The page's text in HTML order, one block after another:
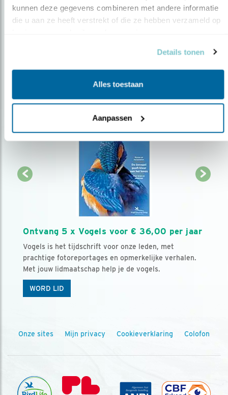
kunnen deze gegevens combineren met andere informatie
die u aan ze heeft verstrekt of die ze hebben verzameld op
Details tonen
Alles toestaan
Aanpassen
AANMELDEN VOGELNIEUWS
Ontvang 5 x Vogels voor € 36,00 per jaar
Vogels is het tijdschrift voor onze leden, met
prachtige fotoreportages en opmerkelijke verhalen.
Met jouw lidmaatschap help je de vogels.
WORD LID
Onze sites Mijn privacy Cookieverklaring Colofon